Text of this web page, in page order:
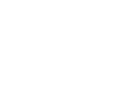
リ辛オイル漬け